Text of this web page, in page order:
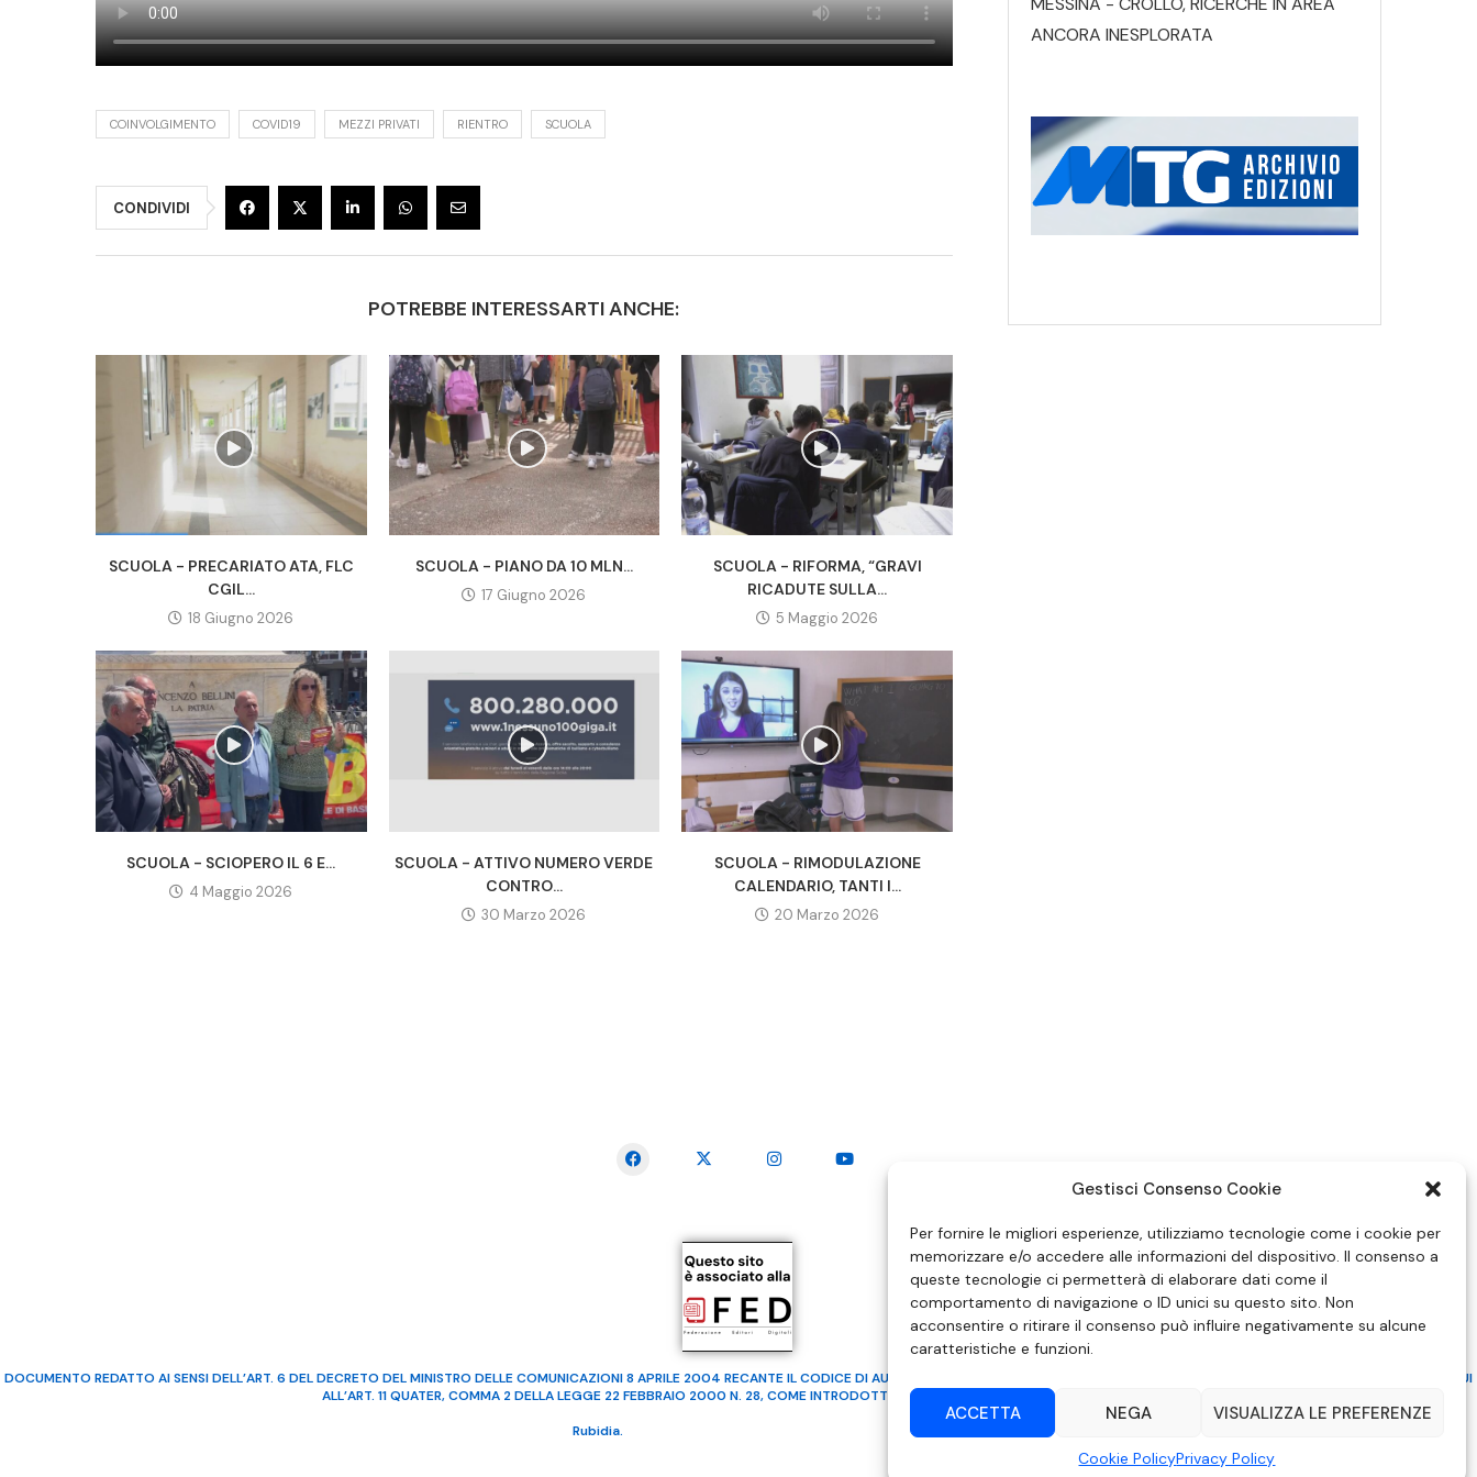
Gestisci Consenso Cookie
Per fornire le migliori esperienze, utilizziamo tecnologie come i cookie per
memorizzare e/o accedere alle informazioni del dispositivo. Il consenso a
queste tecnologie ci permetterà di elaborare dati come il
comportamento di navigazione o ID unici su questo sito. Non
acconsentire o ritirare il consenso può influire negativamente su alcune
caratteristiche e funzioni.
ACCETTA NEGA VISUALIZZA LE PREFERENZE
Cookie PolicyPrivacy Policy
COINVOLGIMENTO COVID19 MEZZI PRIVATI RIENTRO SCUOLA
CONDIVIDI
POTREBBE INTERESSARTI ANCHE:
SCUOLA - PRECARIATO ATA, FLC
CGIL...
18 Giugno 2026
SCUOLA - PIANO DA 10 MLN...
17 Giugno 2026
SCUOLA - RIFORMA, “GRAVI
RICADUTE SULLA...
5 Maggio 2026
SCUOLA - SCIOPERO IL 6 E...
4 Maggio 2026
SCUOLA - ATTIVO NUMERO VERDE
CONTRO...
30 Marzo 2026
SCUOLA - RIMODULAZIONE
CALENDARIO, TANTI I...
20 Marzo 2026
ANCORA INESPLORATA
DOCUMENTO REDATTO AI SENSI DELL’ART. 6 DEL DECRETO DEL MINISTRO DELLE COMUNICAZIONI 8 APRILE 2004 RECANTE IL CODICE DI AUTOREGOLAMENTAZIONE IN MATERIA DI ATTUAZIONE DEL PRINCIPIO DEL PLURALISMO, DI CUI
ALL’ART. 11 QUATER, COMMA 2 DELLA LEGGE 22 FEBBRAIO 2000 N. 28, COME INTRODOTTO DALLA LEGGE 6 NOVEMBRE 2003, N. 313
Rubidia. Tutti i diritti riservati | RVM Srl – SS 115 Km 339,500 – Modica (RG) | P.Iva 00857190888.